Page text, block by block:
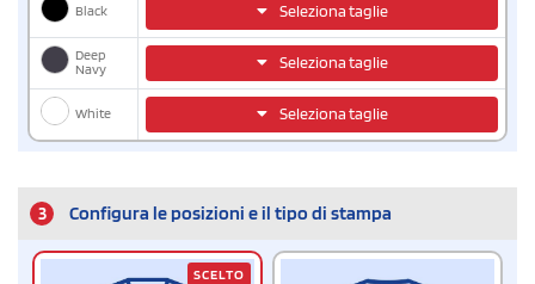
Black Seleziona taglie
Deep
Navy
Seleziona taglie
White Seleziona taglie
3 Configura le posizioni e il tipo di stampa
SCELTO